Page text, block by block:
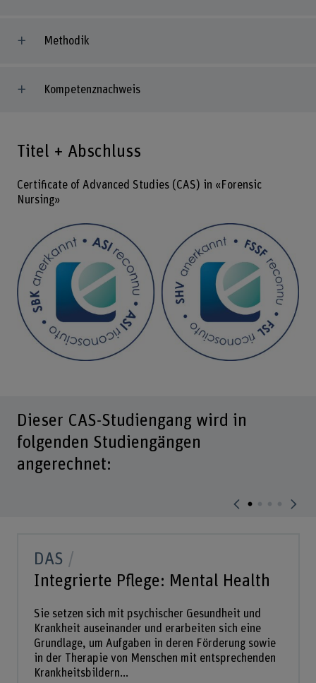
Methodik
Kompetenznachweis
Titel + Abschluss
Certificate of Advanced Studies (CAS) in «Forensic
Nursing»
Dieser CAS-Studiengang wird in
folgenden Studiengängen
angerechnet:
DAS
Integrierte Pflege: Mental Health
Sie setzen sich mit psychischer Gesundheit und
Krankheit auseinander und erarbeiten sich eine
Grundlage, um Aufgaben in deren Förderung sowie
in der Therapie von Menschen mit entsprechenden
Krankheitsbildern...